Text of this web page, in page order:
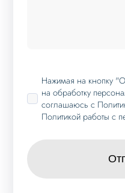
Нажимая на кнопку
на обработку
соглашаюсь с
Политикой работы с